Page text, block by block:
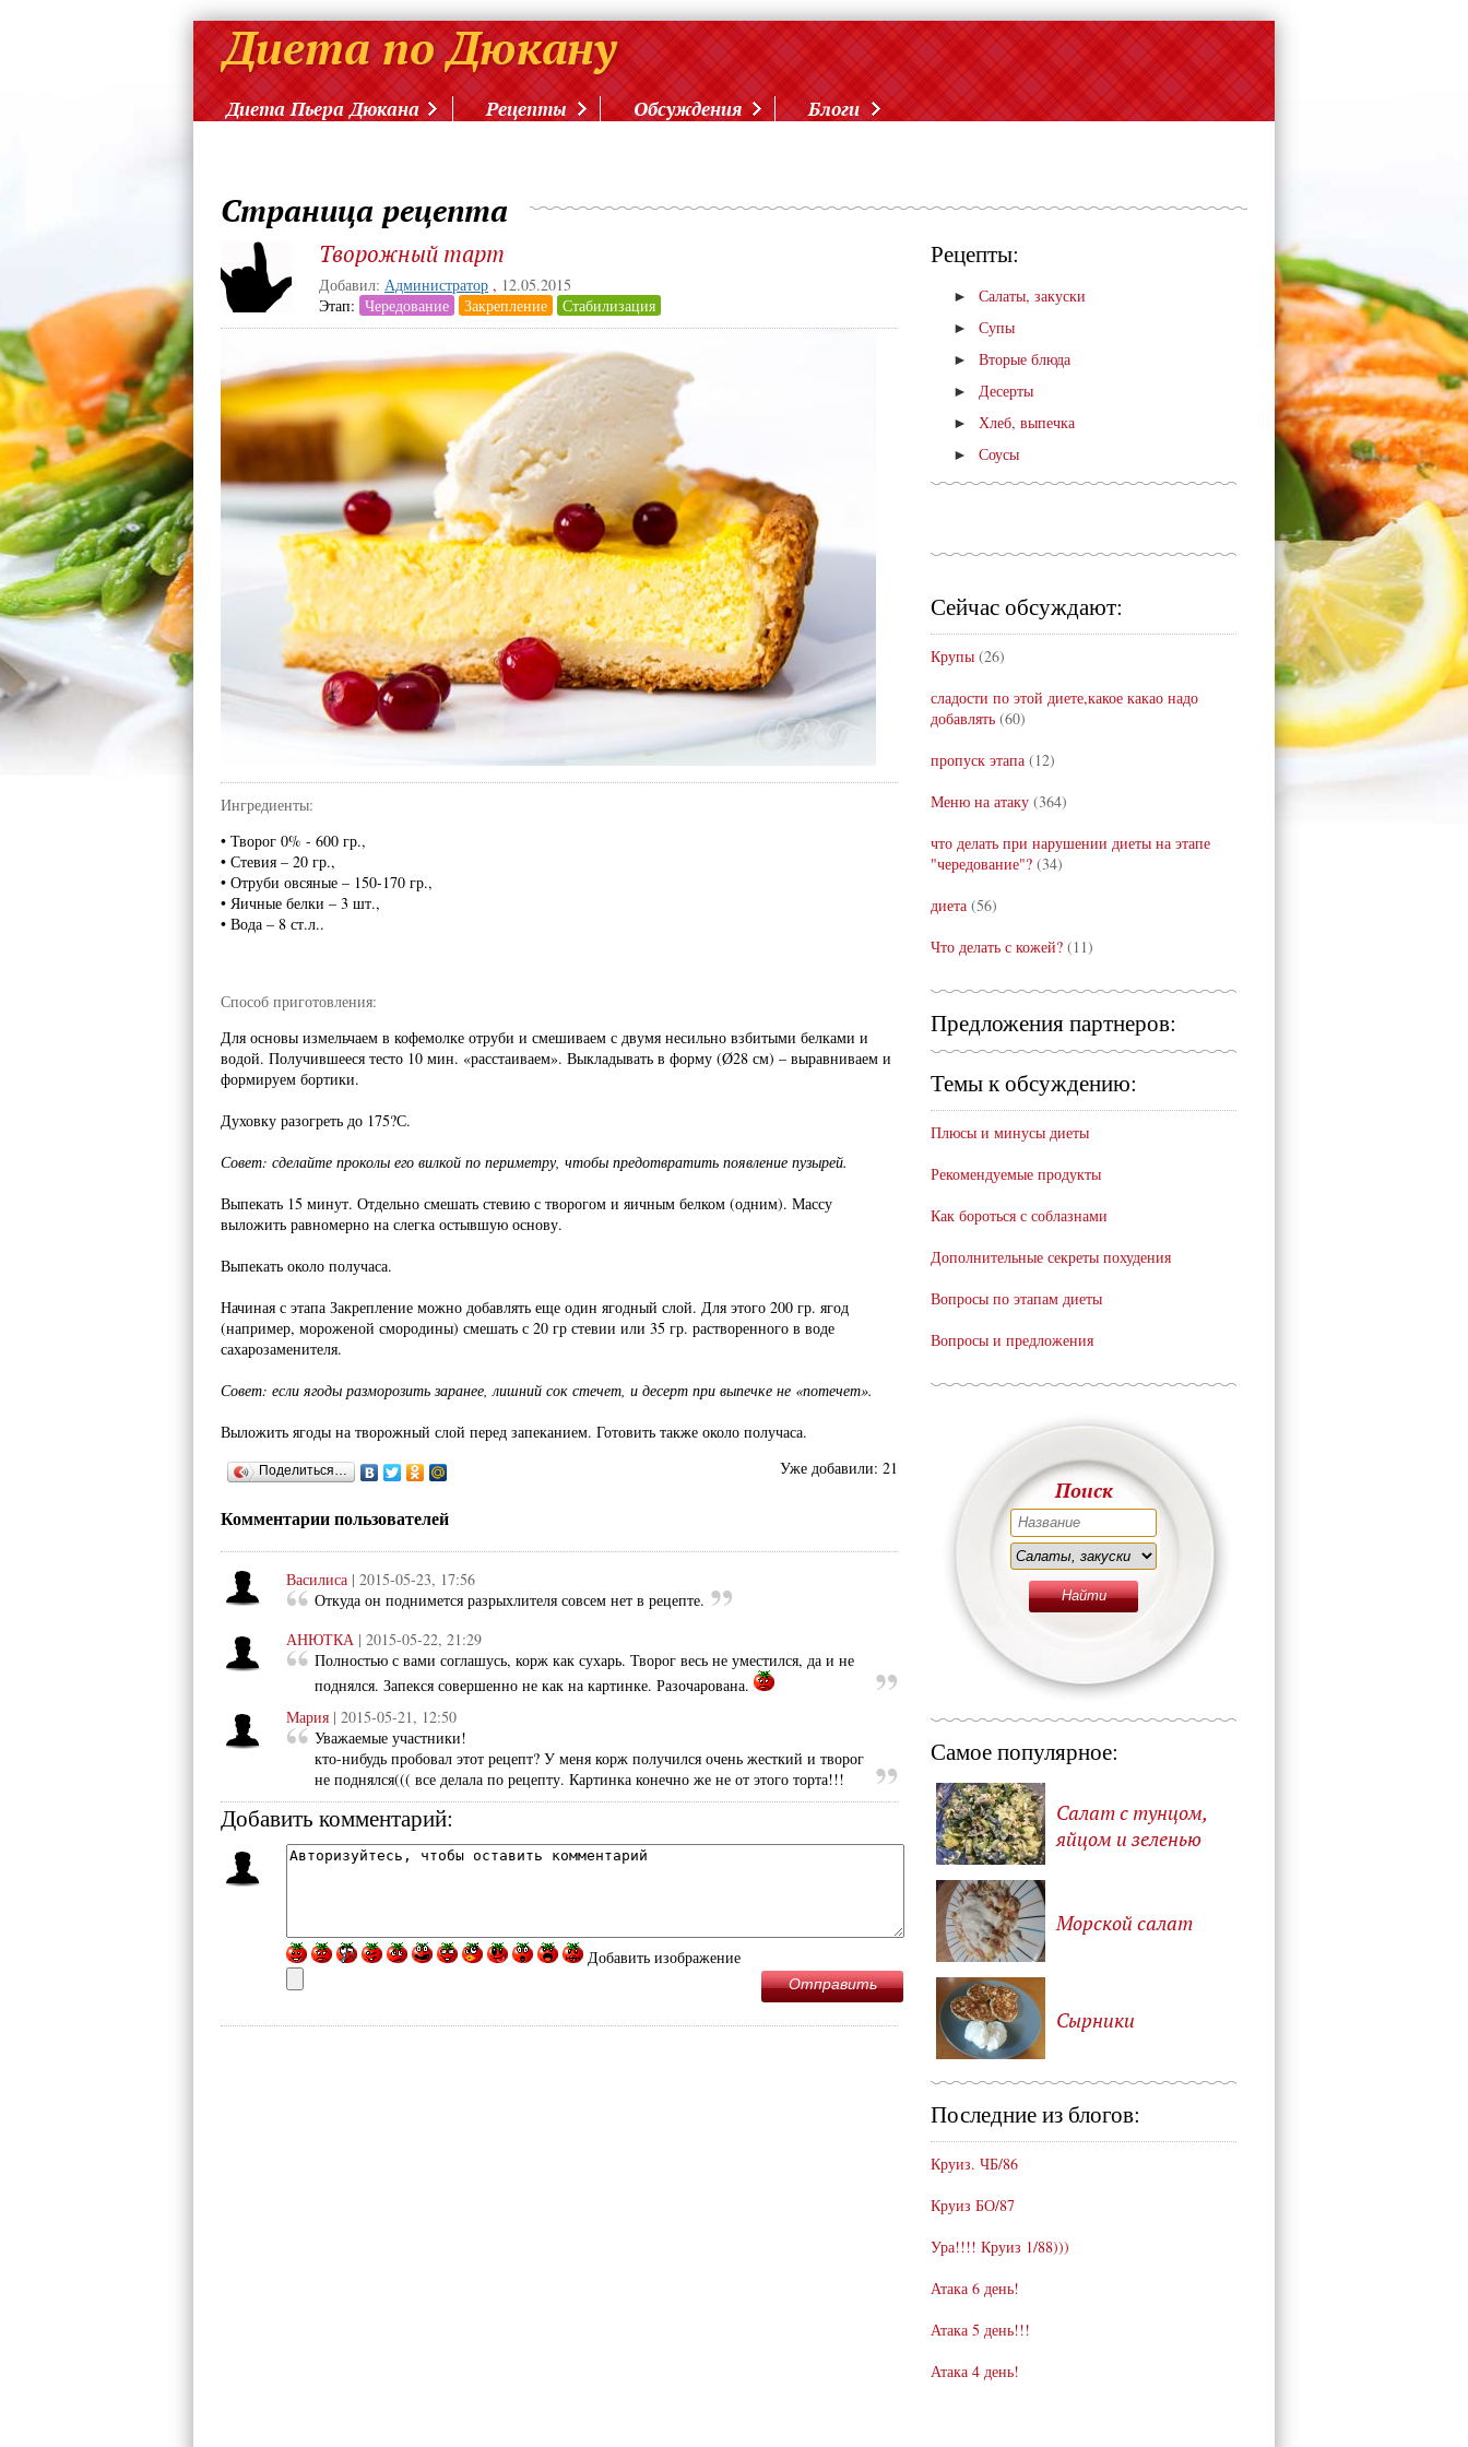
Диета Пьера Дюкана Рецепты Обсуждения Блоги
Страница рецепта
Творожный тарт
Добавил: Администратор , 12.05.2015
Этап: Чередование Закрепление Стабилизация
Ингредиенты:
• Творог 0% - 600 гр.,
• Стевия – 20 гр.,
• Отруби овсяные – 150-170 гр.,
• Яичные белки – 3 шт.,
• Вода – 8 ст.л..
Способ приготовления:
Для основы измельчаем в кофемолке отруби и смешиваем с двумя несильно взбитыми белками и
водой. Получившееся тесто 10 мин. «расстаиваем». Выкладывать в форму (Ø28 см) – выравниваем и
формируем бортики.
Духовку разогреть до 175?С.
Совет: сделайте проколы его вилкой по периметру, чтобы предотвратить появление пузырей.
Выпекать 15 минут. Отдельно смешать стевию с творогом и яичным белком (одним). Массу
выложить равномерно на слегка остывшую основу.
Выпекать около получаса.
Начиная с этапа Закрепление можно добавлять еще один ягодный слой. Для этого 200 гр. ягод
(например, мороженой смородины) смешать с 20 гр стевии или 35 гр. растворенного в воде
сахарозаменителя.
Совет: если ягоды разморозить заранее, лишний сок стечет, и десерт при выпечке не «потечет».
Выложить ягоды на творожный слой перед запеканием. Готовить также около получаса.
Поделиться… Уже добавили: 21
Комментарии пользователей
Василиса | 2015-05-23, 17:56
Откуда он поднимется разрыхлителя совсем нет в рецепте.
АНЮТКА | 2015-05-22, 21:29
Полностью с вами соглашусь, корж как сухарь. Творог весь не уместился, да и не
поднялся. Запекся совершенно не как на картинке. Разочарована.
Мария | 2015-05-21, 12:50
Уважаемые участники!
кто-нибудь пробовал этот рецепт? У меня корж получился очень жесткий и творог
не поднялся((( все делала по рецепту. Картинка конечно же не от этого торта!!!
Добавить комментарий:
Добавить изображение
Отправить
Рецепты:
►
Салаты, закуски
►
Супы
►
Вторые блюда
►
Десерты
►
Хлеб, выпечка
►
Соусы
Сейчас обсуждают:
Крупы (26)
сладости по этой диете,какое какао надо
добавлять (60)
пропуск этапа (12)
Меню на атаку (364)
что делать при нарушении диеты на этапе
"чередование"? (34)
диета (56)
Что делать с кожей? (11)
Предложения партнеров:
Темы к обсуждению:
Плюсы и минусы диеты
Рекомендуемые продукты
Как бороться с соблазнами
Дополнительные секреты похудения
Вопросы по этапам диеты
Вопросы и предложения
Поиск
Самое популярное:
Салат с тунцом,
яйцом и зеленью
Морской салат
Сырники
Последние из блогов:
Круиз. ЧБ/86
Круиз БО/87
Ура!!!! Круиз 1/88)))
Атака 6 день!
Атака 5 день!!!
Атака 4 день!